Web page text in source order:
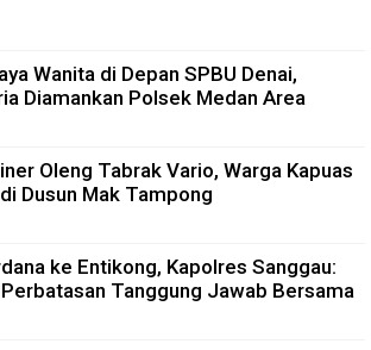
Wanita di Depan SPBU Denai,
Diamankan Polsek Medan Area
Oleng Tabrak Vario, Warga Kapuas
Dusun Mak Tampong
ke Entikong, Kapolres Sanggau:
Tanggung Jawab Bersama